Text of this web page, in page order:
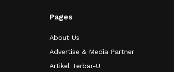
Pages
About Us
Advertise & Media Partner
Artikel Terbar-U